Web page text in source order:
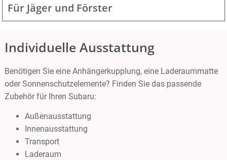
Für Jäger und Förster
Individuelle Ausstattung
Benötigen Sie eine Anhängerkupplung, eine Laderaummatte
oder Sonnenschutzelemente? Finden Sie das passende
Zubehör für Ihren Subaru:
Außenausstattung
Innenausstattung
Transport
Laderaum